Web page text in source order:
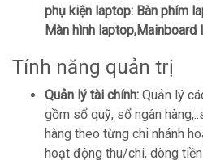
phụ kiện laptop: Bàn phím
Màn hình laptop,Mainboard
Tính năng quản trị
Quản lý tài chính: Quản lý
gồm sổ quỹ, sổ ngân
hàng theo từng chi nhánh
hoạt động thu/chi, dòng